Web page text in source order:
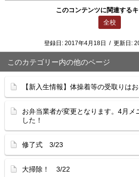
このコンテンツに関連する
全校
登録日: 2017年4月18日 / 更新日:
このカテゴリー内の他のページ
【新入生情報】体操着等の受取りは
お弁当業者が変更となります。4月メ
した！
修了式 3/23
大掃除！ 3/22